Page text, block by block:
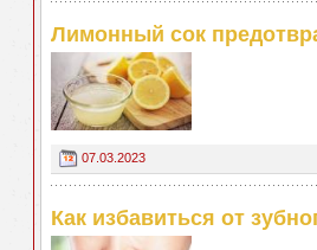
Лимонный сок
07.03.2023
Как избавиться от